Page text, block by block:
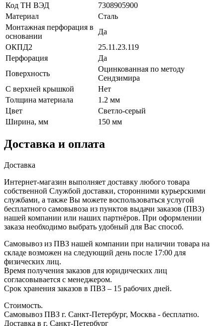
Код ТН ВЭД
7308905900
Материал
Сталь
Монтажная перфорация в
основании
Да
ОКПД2
25.11.23.119
Перфорация
Да
Поверхность
Оцинкованная по методу
Сендзимира
С верхней крышкой
Нет
Толщина материала
1.2 мм
Цвет
Светло-серый
Ширина, мм
150 мм
Доставка и оплата
Доставка
Интернет-магазин выполняет доставку любого товара
собственной Службой доставки, сторонними курьерскими
службами, а также Вы можете воспользоваться услугой
бесплатного самовывоза из пунктов выдачи заказов (ПВЗ)
нашей компании или наших партнёров. При оформлении
заказа необходимо выбрать удобный для Вас способ.
Самовывоз из ПВЗ нашей компании при наличии товара на
складе возможен на следующий день после 17:00 для
физических лиц.
Время получения заказов для юридических лиц
согласовывается с менеджером.
Срок хранения заказов в ПВЗ – 15 рабочих дней.
Стоимость.
Самовывоз ПВЗ г. Санкт-Петербург, Москва - бесплатно.
Доставка в г. Санкт-Петербург